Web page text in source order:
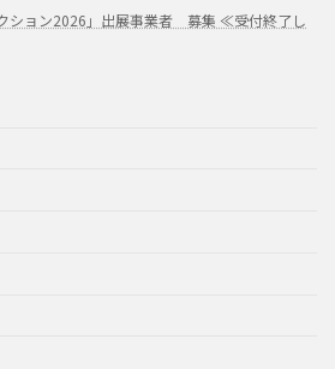
ション2026」出展事業者 募集 ≪受付終了し